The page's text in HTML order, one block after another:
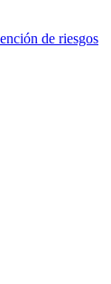
de riesgos